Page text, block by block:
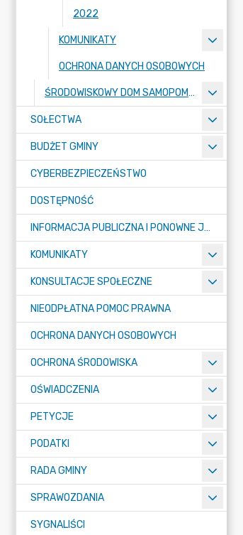
2022
KOMUNIKATY
OCHRONA DANYCH OSOBOWYCH
ŚRODOWISKOWY DOM SAMOPOMOCY
SOŁECTWA
BUDŻET GMINY
CYBERBEZPIECZEŃSTWO
DOSTĘPNOŚĆ
INFORMACJA PUBLICZNA I PONOWNE JEJ WYKORZYSTYWANIE
KOMUNIKATY
KONSULTACJE SPOŁECZNE
NIEODPŁATNA POMOC PRAWNA
OCHRONA DANYCH OSOBOWYCH
OCHRONA ŚRODOWISKA
OŚWIADCZENIA
PETYCJE
PODATKI
RADA GMINY
SPRAWOZDANIA
SYGNALIŚCI